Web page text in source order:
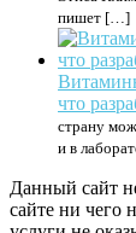
пишет […]
что
страну
и в
Данный сайт
сайте ни чего